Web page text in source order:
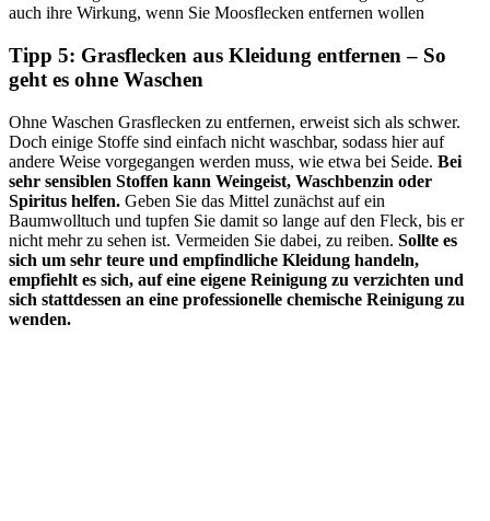
auch ihre Wirkung, wenn Sie Moosflecken entfernen wollen
Tipp 5: Grasflecken aus Kleidung entfernen – So
geht es ohne Waschen
Ohne Waschen Grasflecken zu entfernen, erweist sich als schwer.
Doch einige Stoffe sind einfach nicht waschbar, sodass hier auf
andere Weise vorgegangen werden muss, wie etwa bei Seide. Bei
sehr sensiblen Stoffen kann Weingeist, Waschbenzin oder
Spiritus helfen. Geben Sie das Mittel zunächst auf ein
Baumwolltuch und tupfen Sie damit so lange auf den Fleck, bis er
nicht mehr zu sehen ist. Vermeiden Sie dabei, zu reiben. Sollte es
sich um sehr teure und empfindliche Kleidung handeln,
empfiehlt es sich, auf eine eigene Reinigung zu verzichten und
sich stattdessen an eine professionelle chemische Reinigung zu
wenden.